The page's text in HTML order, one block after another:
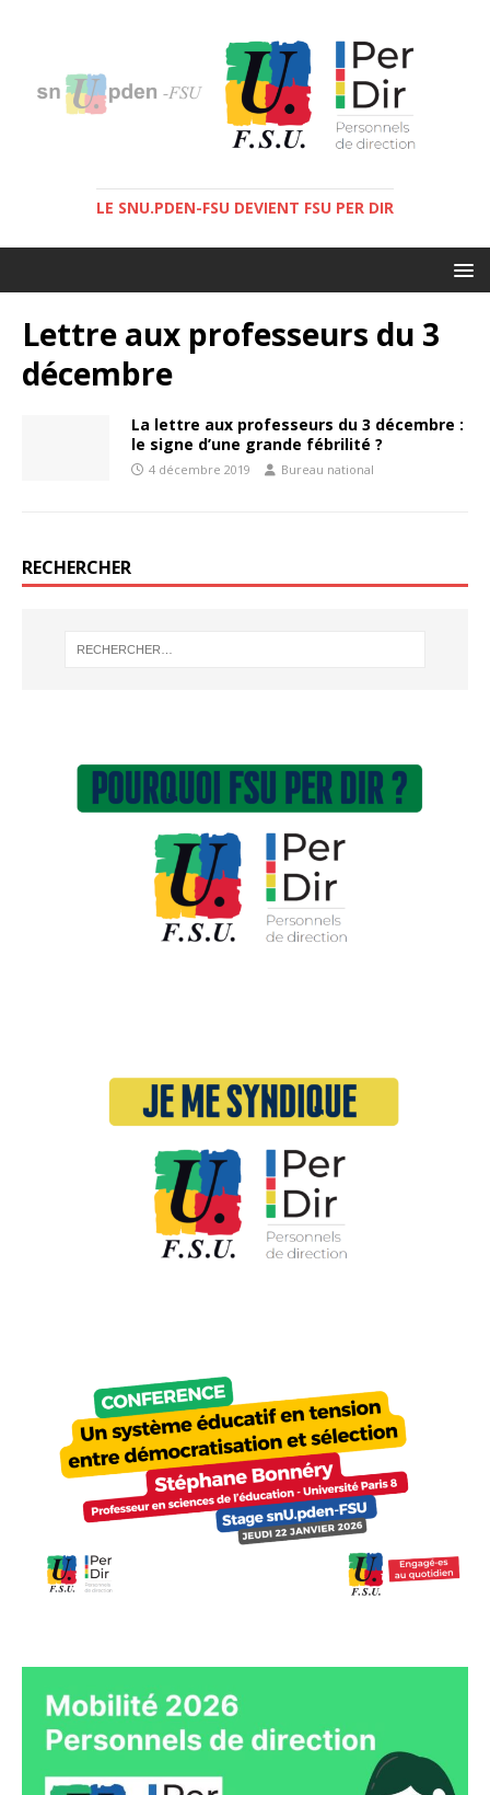
LE SNU.PDEN-FSU DEVIENT FSU PER DIR
Lettre aux professeurs du 3
décembre
La lettre aux professeurs du 3 décembre :
le signe d’une grande fébrilité ?
4 décembre 2019 Bureau national
RECHERCHER